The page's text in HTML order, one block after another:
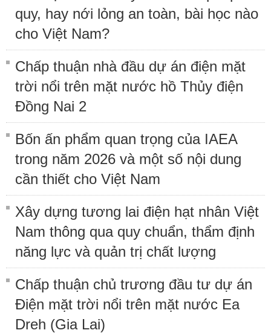
quy, hay nới lỏng an toàn, bài học nào
cho Việt Nam?
Chấp thuận nhà đầu dự án điện mặt
trời nổi trên mặt nước hồ Thủy điện
Đồng Nai 2
Bốn ấn phẩm quan trọng của IAEA
trong năm 2026 và một số nội dung
cần thiết cho Việt Nam
Xây dựng tương lai điện hạt nhân Việt
Nam thông qua quy chuẩn, thẩm định
năng lực và quản trị chất lượng
Chấp thuận chủ trương đầu tư dự án
Điện mặt trời nổi trên mặt nước Ea
Dreh (Gia Lai)